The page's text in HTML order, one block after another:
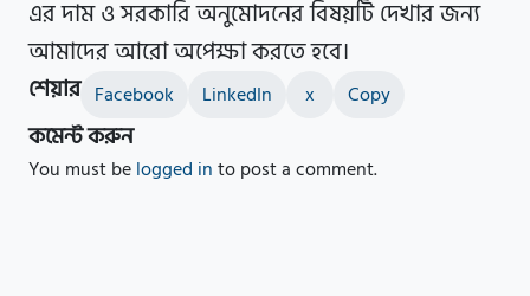
এর দাম ও সরকারি অনুমোদনের বিষয়টি দেখার জন্য
আমাদের আরো অপেক্ষা করতে হবে।
শেয়ার Facebook LinkedIn x Copy
কমেন্ট করুন
You must belogged into post a comment.